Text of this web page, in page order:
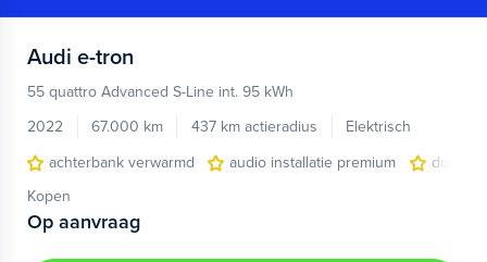
Audi e-tron
55 quattro Advanced S-Line int. 95 kWh
2022
67.000 km 437 km actieradius
Elektrisch
achterbank verwarmd
audio installatie premium
Kopen
Op aanvraag